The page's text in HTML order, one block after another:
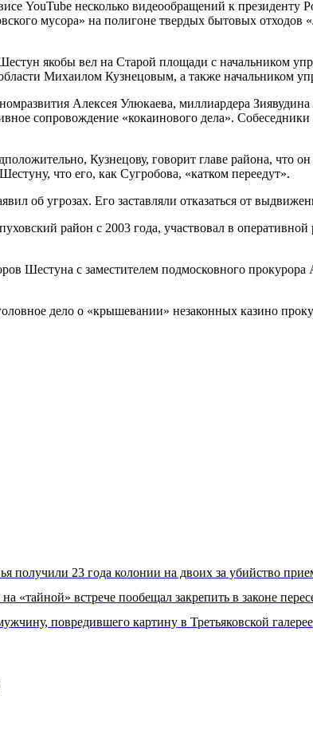
YouTube несколько видеообращений к президенту
мусора» на полигоне твердых бытовых
якобы вел на Старой площади с начальником
Михаилом Кузнецовым, а также начальником
Алексея Улюкаева, миллиардера
сопровождение «кокаинового дела».
Кузнецову, говорит главе района, что
что его, как Сугробова, «катком переедут».
об угрозах. Его заставляли отказаться от
район с 2003 года, участвовал в
Шестуна с заместителем подмосковного
дело о «крышевании» незаконных казино
получили 23 года колонии на двоих за убийство
«тайной» встрече пообещал закрепить в законе
повредившего картину в Третьяковской галерее